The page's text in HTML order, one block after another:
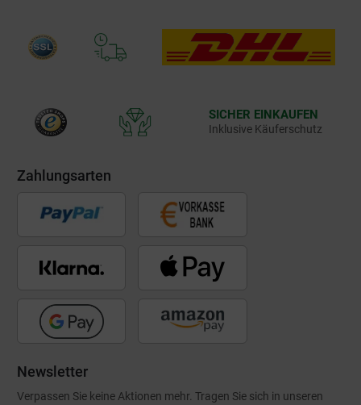
SICHER EINKAUFEN
Inklusive Käuferschutz
Zahlungsarten
Newsletter
Verpassen Sie keine Aktionen mehr. Tragen Sie sich in unseren